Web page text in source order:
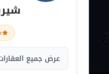
عرض جميع